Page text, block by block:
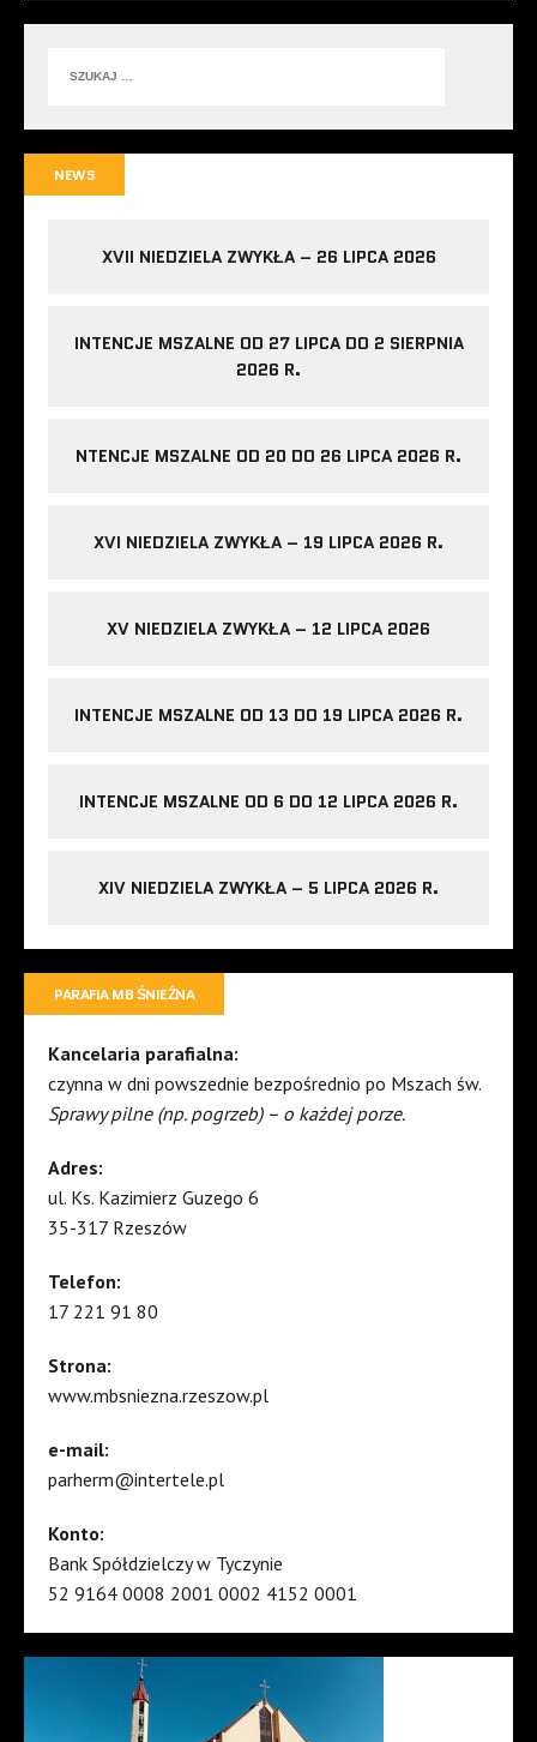
NEWS
XVII NIEDZIELA ZWYKŁA – 26 LIPCA 2026
INTENCJE MSZALNE OD 27 LIPCA DO 2 SIERPNIA
2026 R.
NTENCJE MSZALNE OD 20 DO 26 LIPCA 2026 R.
XVI NIEDZIELA ZWYKŁA – 19 LIPCA 2026 R.
XV NIEDZIELA ZWYKŁA – 12 LIPCA 2026
INTENCJE MSZALNE OD 13 DO 19 LIPCA 2026 R.
INTENCJE MSZALNE OD 6 DO 12 LIPCA 2026 R.
XIV NIEDZIELA ZWYKŁA – 5 LIPCA 2026 R.
PARAFIA MB ŚNIEŻNA
Kancelaria parafialna:
czynna w dni powszednie bezpośrednio po Mszach św.
Sprawy pilne (np. pogrzeb) – o każdej porze.
Adres:
ul. Ks. Kazimierz Guzego 6
35-317 Rzeszów
Telefon:
17 221 91 80
Strona:
www.mbsniezna.rzeszow.pl
e-mail:
parherm@intertele.pl
Konto:
Bank Spółdzielczy w Tyczynie
52 9164 0008 2001 0002 4152 0001